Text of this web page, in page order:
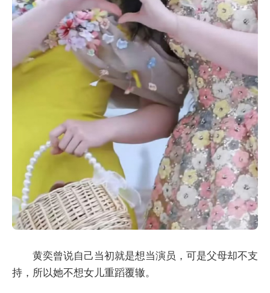
黄奕曾说自己当初就是想当演员，可是父母却不支
持，所以她不想女儿重蹈覆辙。